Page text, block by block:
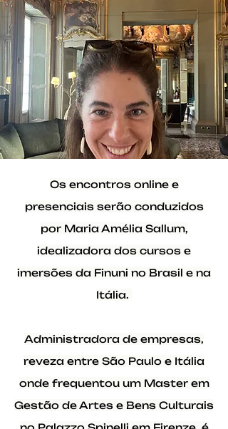
Os encontros online e
presenciais serão conduzidos
por Maria Amélia Sallum,
idealizadora dos cursos e
imersões da Finuni no Brasil e na
Itália.
Administradora de empresas,
reveza entre São Paulo e Itália
onde frequentou um Master em
Gestão de Artes e Bens Culturais